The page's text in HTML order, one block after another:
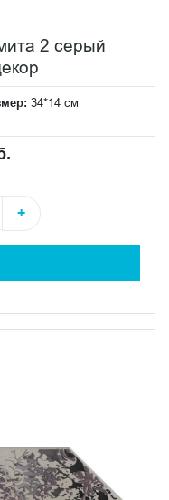
2 серый
34*14 см
+